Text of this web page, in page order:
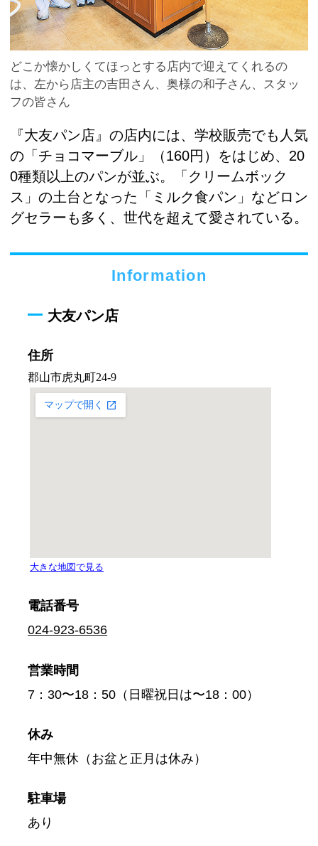
どこか懐かしくてほっとする店内で迎えてくれるの
は、左から店主の吉田さん、奥様の和子さん、スタッ
フの皆さん
『大友パン店』の店内には、学校販売でも人気
の「チョコマーブル」（160円）をはじめ、20
0種類以上のパンが並ぶ。「クリームボック
ス」の土台となった「ミルク食パン」などロン
グセラーも多く、世代を超えて愛されている。
Information
大友パン店
住所
電話番号
024-923-6536
営業時間
7：30〜18：50（日曜祝日は〜18：00）
休み
年中無休（お盆と正月は休み）
駐車場
あり